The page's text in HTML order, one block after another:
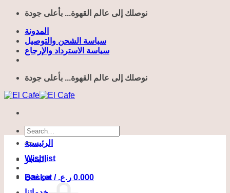
Skip
content
نوصلك إلى عالم القهوة... بأعلى جودة
المدونة
سياسة الشحن والتوصيل
سياسة الاسترداد والإرجاع
نوصلك إلى عالم القهوة... بأعلى جودة
Search
for:
Wishlist
Basket / 0.000 ر.ع.
الرئيسية
المتجر
من نحن